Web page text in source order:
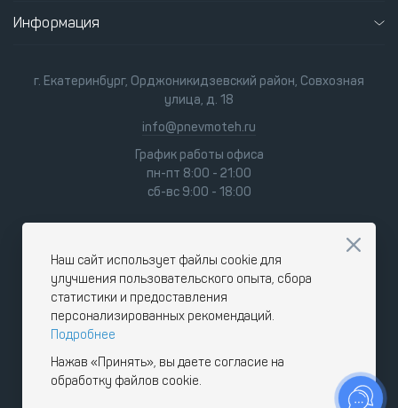
Информация
г. Екатеринбург, Орджоникидзевский район, Совхозная
улица, д. 18
info@pnevmoteh.ru
График работы офиса
пн-пт 8:00 - 21:00
сб-вс 9:00 - 18:00
Наш сайт использует файлы cookie для
улучшения пользовательского опыта, сбора
статистики и предоставления
персонализированных рекомендаций.
Подробнее
Нажав «Принять», вы даете согласие на
обработку файлов cookie.